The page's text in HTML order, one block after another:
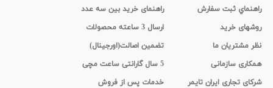
راهنماي ثبت سفارش
روشهای خرید
نظر مشتریان ما
همکاری سازمانی
شرکای تجاری ایران تایمر
راهنمای خرید بین سه عدد
ارسال 3 ساعته محصولات
تضمین اصالت(اورجینال)
5 سال گارانتی ساعت مچی
خدمات پس از فروش